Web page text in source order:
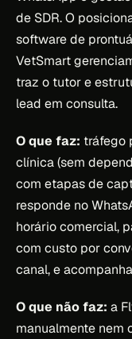
de SDR. O
software de
VetSmart
traz o tutor e
lead em consulta.
O que faz: tráfego
clínica (sem
com etapas de
responde no
horário comercial,
com custo por
canal, e
O que não faz: a
manualmente nem